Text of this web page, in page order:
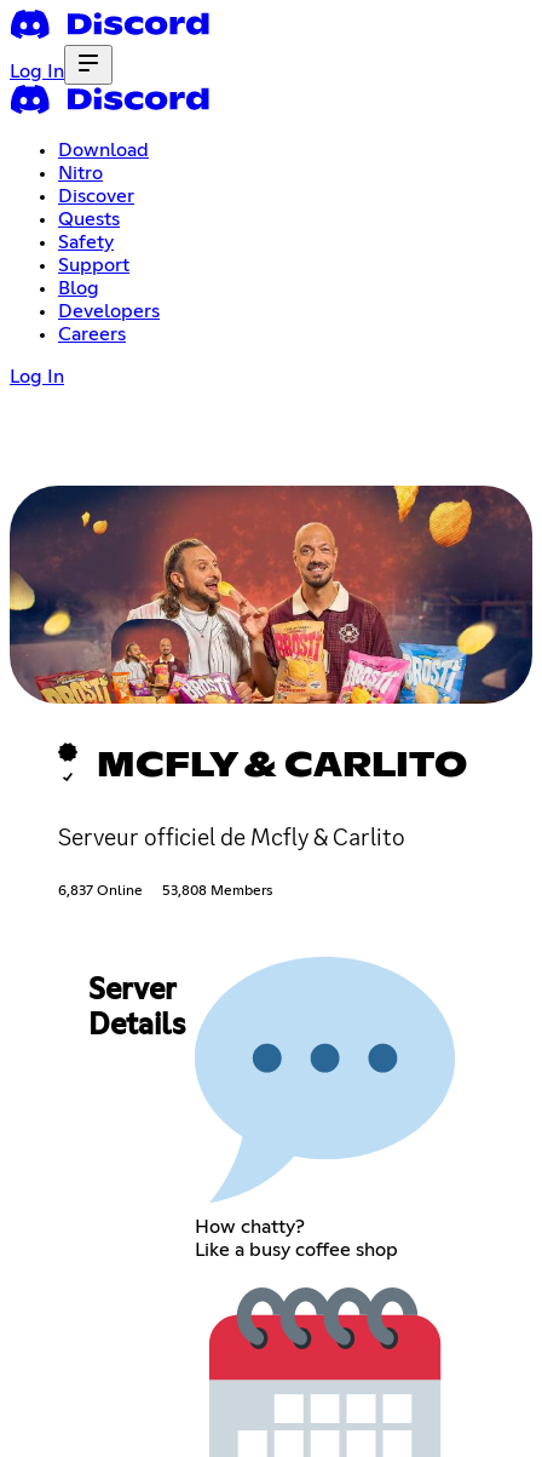
Log In
Download
Nitro
Discover
Quests
Safety
Support
Blog
Developers
Careers
Log In
MCFLY & CARLITO
Serveur officiel de Mcfly & Carlito
6,837 Online 53,808 Members
Server
Details
How chatty?
Like a busy coffee shop